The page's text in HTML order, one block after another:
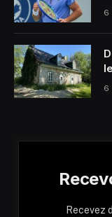
6
6
Recevez